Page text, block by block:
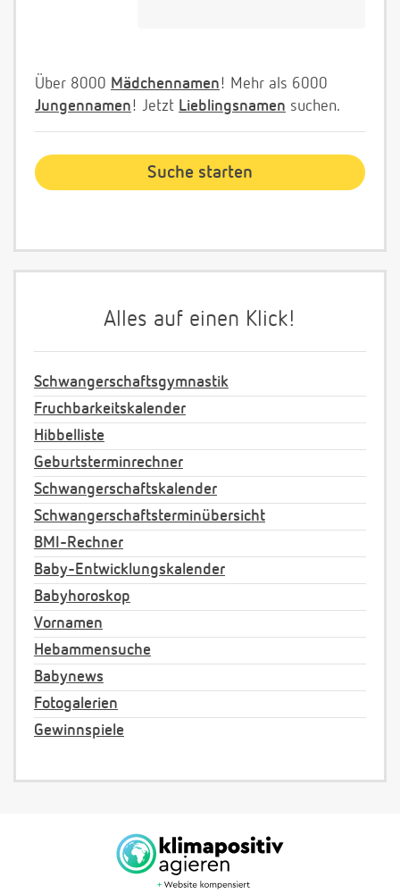
Über 8000 Mädchennamen! Mehr als 6000
Jungennamen! Jetzt Lieblingsnamen suchen.
Alles auf einen Klick!
Schwangerschaftsgymnastik
Fruchbarkeitskalender
Hibbelliste
Geburtsterminrechner
Schwangerschaftskalender
Schwangerschaftsterminübersicht
BMI-Rechner
Baby-Entwicklungskalender
Babyhoroskop
Vornamen
Hebammensuche
Babynews
Fotogalerien
Gewinnspiele